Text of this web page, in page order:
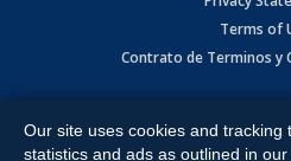
Terms of
Contrato de Terminos y
Expressway, Weslaco, TX 78596.
Our site uses cookies and tracking
statistics and ads as outlined in our